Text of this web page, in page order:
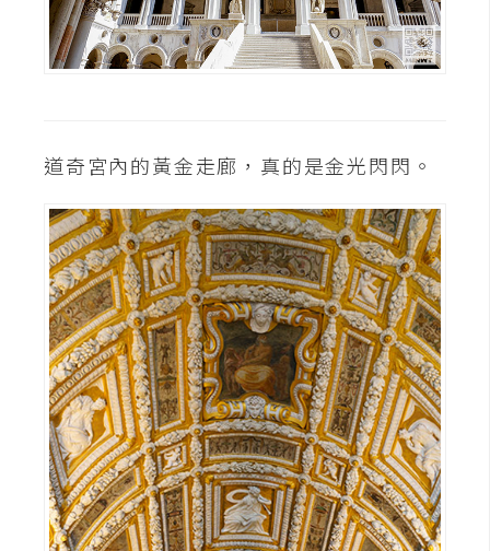
S
E
O
免
費
空
間
網
頁
設
計
前
端
道奇宮內的黃金走廊，真的是金光閃閃。